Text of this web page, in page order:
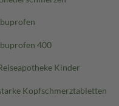
400
Kinder
Kopfschmerztabletten